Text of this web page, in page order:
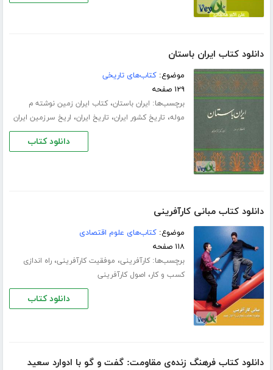
دانلود کتاب ایران باستان
موضوع:کتاب‌های تاریخی
۱۲۹ صفحه
برچسب‌ها: ایران باستان،کتاب ایران زمین نوشته م
موله، تاریخ کشور ایران، تاریخ ایران، اریخ سرزمین ایران
دانلود کتاب
دانلود کتاب مبانی کارآفرینی
موضوع:کتاب‌های علوم اقتصادی
۱۱۸ صفحه
برچسب‌ها:کارآفرینی، موفقیت کارآفرینی،راه اندازی
کسب و کار، اصول کارآفرینی
دانلود کتاب
دانلود کتاب فرهنگ زنده‌ی مقاومت: گفت و گو با ادوارد سعید